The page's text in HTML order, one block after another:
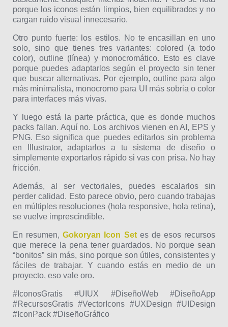
porque los iconos están limpios, bien equilibrados y no
cargan ruido visual innecesario.
Otro punto fuerte: los estilos. No te encasillan en uno
solo, sino que tienes tres variantes: colored (a todo
color), outline (línea) y monocromático. Esto es clave
porque puedes adaptarlos según el proyecto sin tener
que buscar alternativas. Por ejemplo, outline para algo
más minimalista, monocromo para UI más sobria o color
para interfaces más vivas.
Y luego está la parte práctica, que es donde muchos
packs fallan. Aquí no. Los archivos vienen en AI, EPS y
PNG. Eso significa que puedes editarlos sin problema
en Illustrator, adaptarlos a tu sistema de diseño o
simplemente exportarlos rápido si vas con prisa. No hay
fricción.
Además, al ser vectoriales, puedes escalarlos sin
perder calidad. Esto parece obvio, pero cuando trabajas
en múltiples resoluciones (hola responsive, hola retina),
se vuelve imprescindible.
En resumen,Gokoryan Icon Setes de esos recursos
que merece la pena tener guardados. No porque sean
“bonitos” sin más, sino porque son útiles, consistentes y
fáciles de trabajar. Y cuando estás en medio de un
proyecto, eso vale oro.
#IconosGratis #UIUX #DiseñoWeb #DiseñoApp
#RecursosGratis #VectorIcons #UXDesign #UIDesign
#IconPack #DiseñoGráfico